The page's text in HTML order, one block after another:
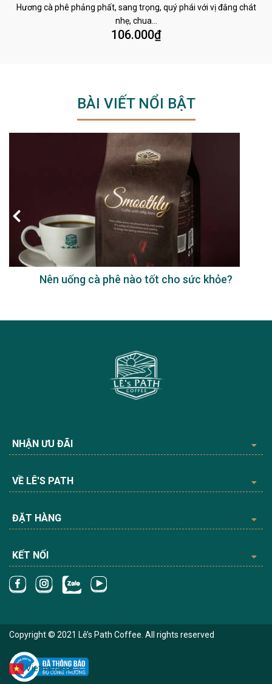
Hương cà phê phảng phất, sang trọng, quý phái với vị đắng chát
nhẹ, chua…
106.000₫
BÀI VIẾT NỔI BẬT
Nên uống cà phê nào tốt cho sức khỏe?
NHẬN ƯU ĐÃI
VỀ LÊ'S PATH
ĐẶT HÀNG
KẾT NỐI
Copyright © 2021 Lê’s Path Coffee. All rights reserved
Vietnamese ▼